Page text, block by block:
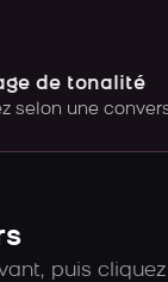
de tonalité
selon une
puis